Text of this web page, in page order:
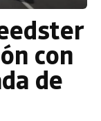
con
de